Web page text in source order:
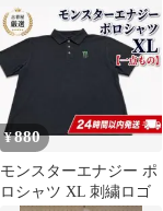
ション
¥880
モンスターエナジー ポ
ロシャツ XL 刺繍ロゴ